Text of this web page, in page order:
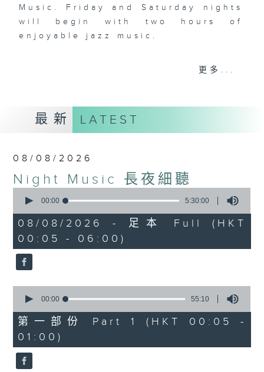
Music. Friday and Saturday nights
will begin with two hours of
enjoyable jazz music.
When you are alone and sleepless,
「長夜細聽」節目當然少不了氣質優雅的作
品，每晚亦會精選一些中國音樂送上。週五和
如果哪天你不能入睡，別忘了第四台這裡總有
更多...
最新 LATEST
08/08/2026
Night Music 長夜細聽
seconds
5
hours,
30
minutes,
0
seconds
00:00 5:30:00
08/08/2026 - 足本 Full (HKT
00:05 - 06:00)
seconds
55
minutes,
10
seconds
00:00 55:10
第一部份 Part 1 (HKT 00:05 -
01:00)